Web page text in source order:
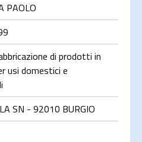
PAOLO
di prodotti in
usi domestici e
SN - 92010 BURGIO